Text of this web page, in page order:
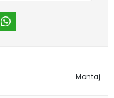
Montaj